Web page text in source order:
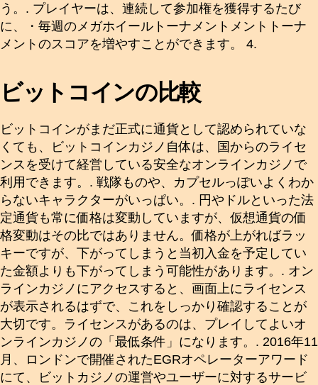
う。. プレイヤーは、連続して参加権を獲得するたび
に、・毎週のメガホイールトーナメントメントトーナ
メントのスコアを増やすことができます。 4.
ビットコインの比較
ビットコインがまだ正式に通貨として認められていな
くても、ビットコインカジノ自体は、国からのライセ
ンスを受けて経営している安全なオンラインカジノで
利用できます。. 戦隊ものや、カプセルっぽいよくわか
らないキャラクターがいっぱい。. 円やドルといった法
定通貨も常に価格は変動していますが、仮想通貨の価
格変動はその比ではありません。価格が上がればラッ
キーですが、下がってしまうと当初入金を予定してい
た金額よりも下がってしまう可能性があります。. オン
ラインカジノにアクセスすると、画面上にライセンス
が表示されるはずで、これをしっかり確認することが
大切です。ライセンスがあるのは、プレイしてよいオ
ンラインカジノの「最低条件」になります。. 2016年11
月、ロンドンで開催されたEGRオペレーターアワード
にて、ビットカジノの運営やユーザーに対するサービ